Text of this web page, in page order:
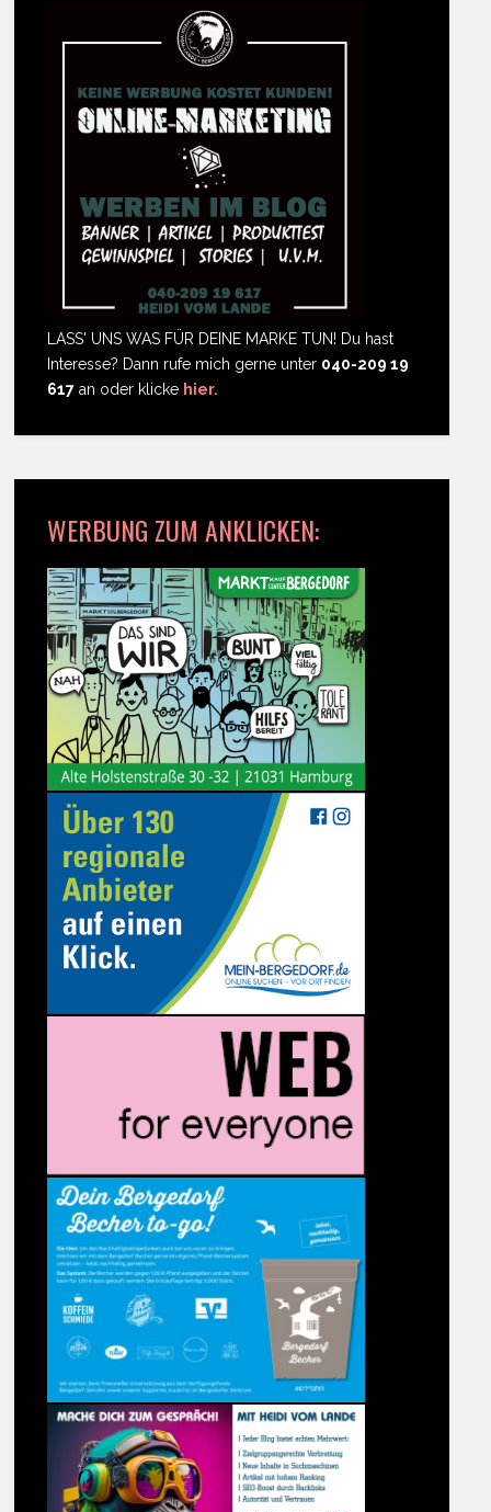
LASS' UNS WAS FÜR DEINE MARKE TUN! Du hast
Interesse? Dann rufe mich gerne unter 040-209 19
617 an oder klicke hier.
WERBUNG ZUM ANKLICKEN: